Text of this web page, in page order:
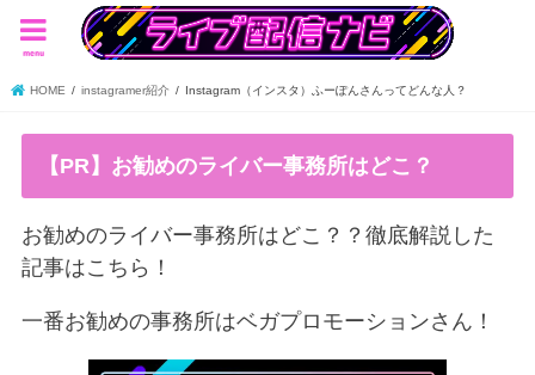
menu
HOME instagramer紹介 Instagram（インスタ）ふーぽんさんってどんな人？
【PR】お勧めのライバー事務所はどこ？
お勧めのライバー事務所はどこ？？徹底解説した
記事はこちら！
一番お勧めの事務所はベガプロモーションさん！